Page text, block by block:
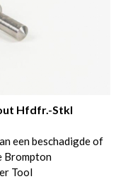
Hfdfr.-Stkl
een beschadigde of
Brompton
Tool